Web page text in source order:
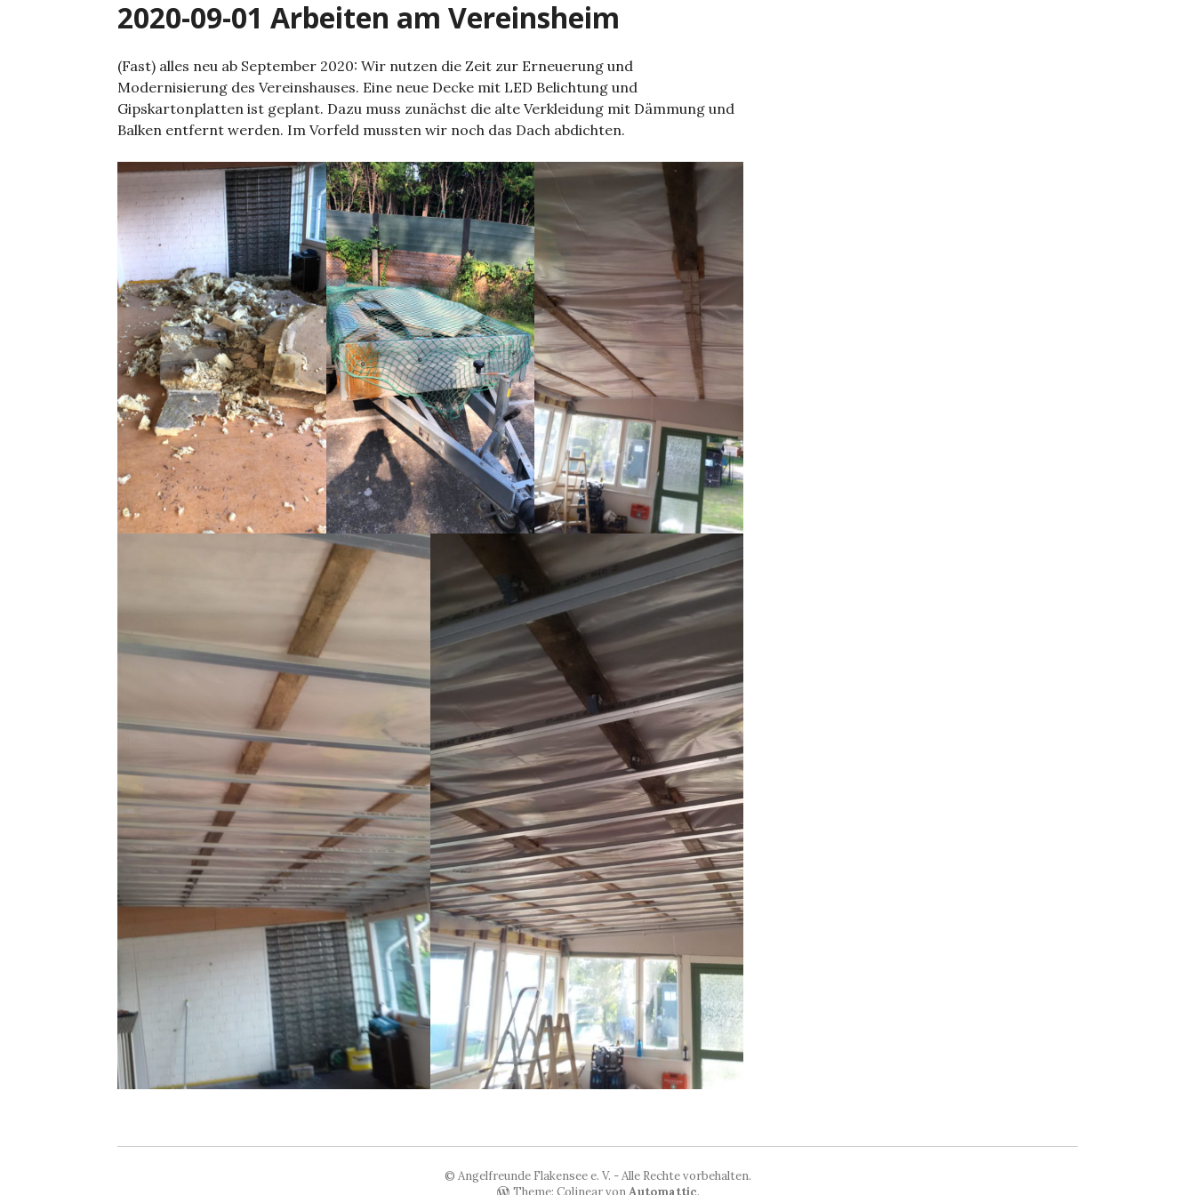
2020-09-01 Arbeiten am Vereinsheim
(Fast) alles neu ab September 2020: Wir nutzen die Zeit zur Erneuerung und
Modernisierung des Vereinshauses. Eine neue Decke mit LED Belichtung und
Gipskartonplatten ist geplant. Dazu muss zunächst die alte Verkleidung mit Dämmung und
Balken entfernt werden. Im Vorfeld mussten wir noch das Dach abdichten.
© Angelfreunde Flakensee e. V. - Alle Rechte vorbehalten.